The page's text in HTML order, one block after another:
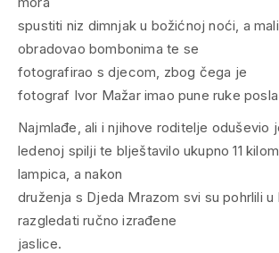
spustiti niz dimnjak u božićnoj noći, a
obradovao bombonima te se
fotografirao s djecom, zbog čega je
fotograf Ivor Mažar imao pune ruke
Najmlađe, ali i njihove roditelje oduševio
ledenoj spilji te blještavilo ukupno 11
lampica, a nakon
druženja s Djeda Mrazom svi su pohrlili u
razgledati ručno izrađene
jaslice.